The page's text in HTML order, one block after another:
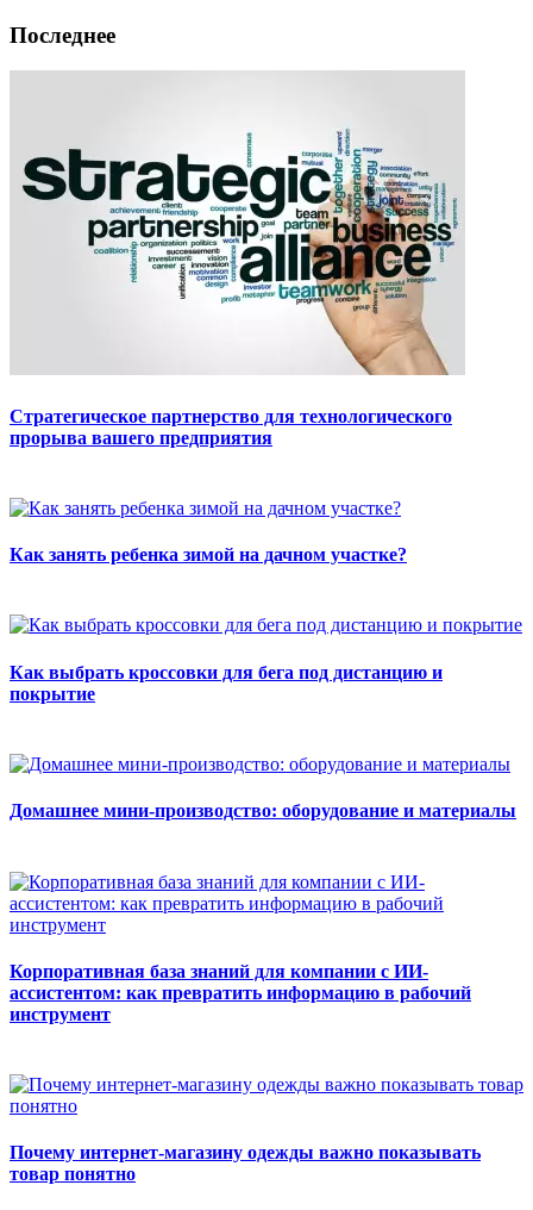
Последнее
Стратегическое партнерство для технологического
прорыва вашего предприятия
Как занять ребенка зимой на дачном участке?
Как выбрать кроссовки для бега под дистанцию и
покрытие
Домашнее мини-производство: оборудование и материалы
Корпоративная база знаний для компании с ИИ-
ассистентом: как превратить информацию в рабочий
инструмент
Почему интернет-магазину одежды важно показывать
товар понятно